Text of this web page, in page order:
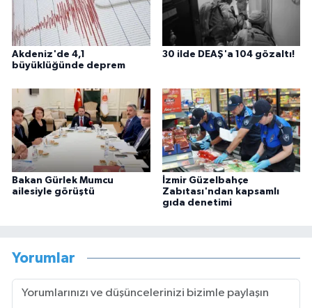
Akdeniz'de 4,1
büyüklüğünde deprem
30 ilde DEAŞ'a 104 gözaltı!
Bakan Gürlek Mumcu
ailesiyle görüştü
İzmir Güzelbahçe
Zabıtası'ndan kapsamlı
gıda denetimi
Yorumlar